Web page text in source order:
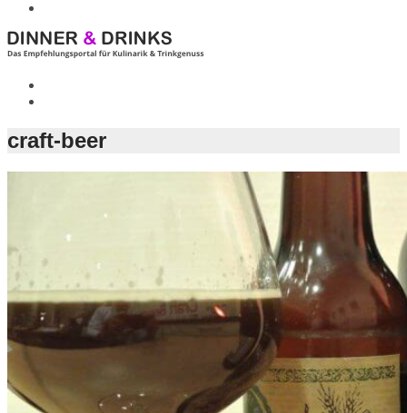
craft-beer